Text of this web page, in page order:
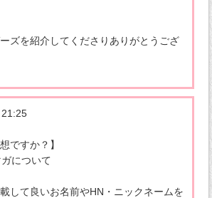
ズを紹介してくださりありがとうござ
ですか？】
について
載して良いお名前やHN・ニックネームを